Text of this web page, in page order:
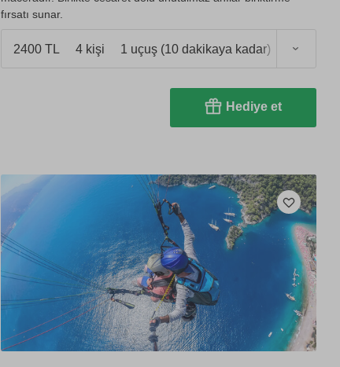
fırsatı sunar.
2400 TL 4 kişi 1 uçuş (10 dakikaya kadar)
Hediye et